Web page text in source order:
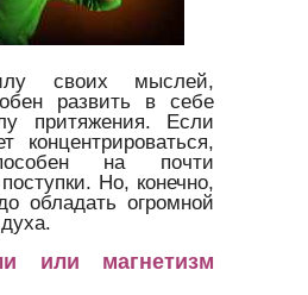
своих мыслей,
развить в себе
притяжения. Если
концентрироваться,
на почти
Но, конечно,
обладать огромной
или магнетизм